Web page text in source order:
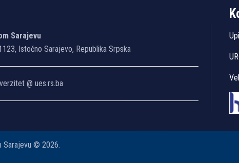
Sarajevu
Istočno Sarajevo, Republika Srpska
@ ues.rs.ba
Sarajevu © 2026.